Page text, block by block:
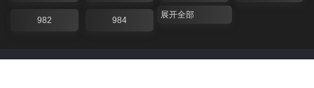
982 984
展开全部